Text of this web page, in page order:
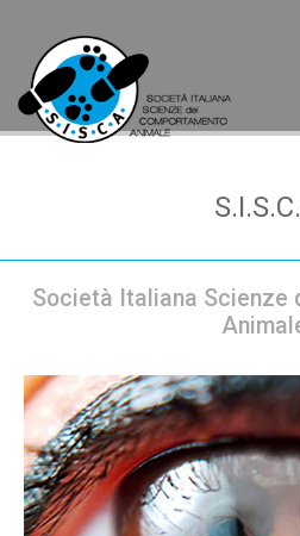
Società Italiana Scienze